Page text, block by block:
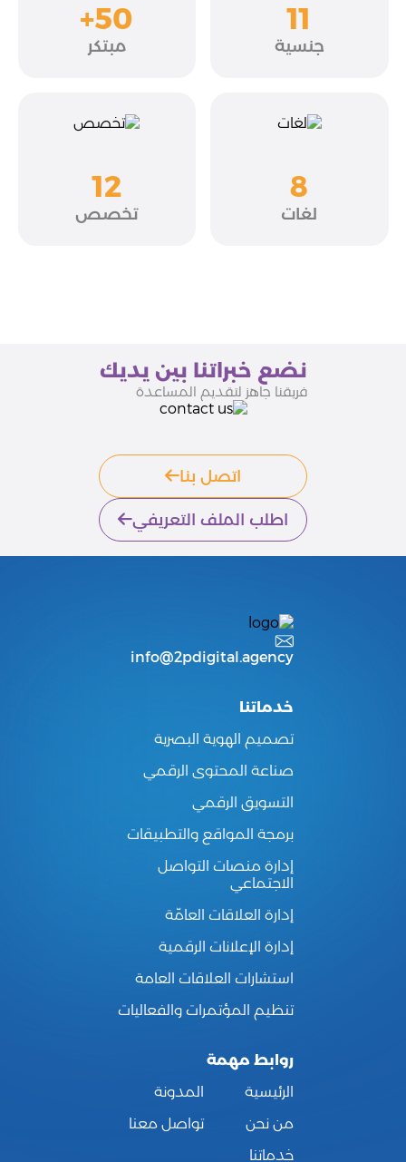
11
جنسية
+50
مبتكر
8
لغات
12
تخصص
نضع خبراتنا بين يديك
فريقنا جاهز لتقديم المساعدة
اتصل بنا
اطلب الملف التعريفي
info@2pdigital.agency
روابط مهمة
الرئيسية
من نحن
خدماتنا
المدونة
تواصل معنا
خدماتنا
تصميم الهوية البصرية
صناعة المحتوى الرقمي
التسويق الرقمي
برمجة المواقع والتطبيقات
إدارة منصات التواصل
الاجتماعي
إدارة العلاقات العامّة
إدارة الإعلانات الرقمية
استشارات العلاقات العامة
تنظيم المؤتمرات والفعاليات